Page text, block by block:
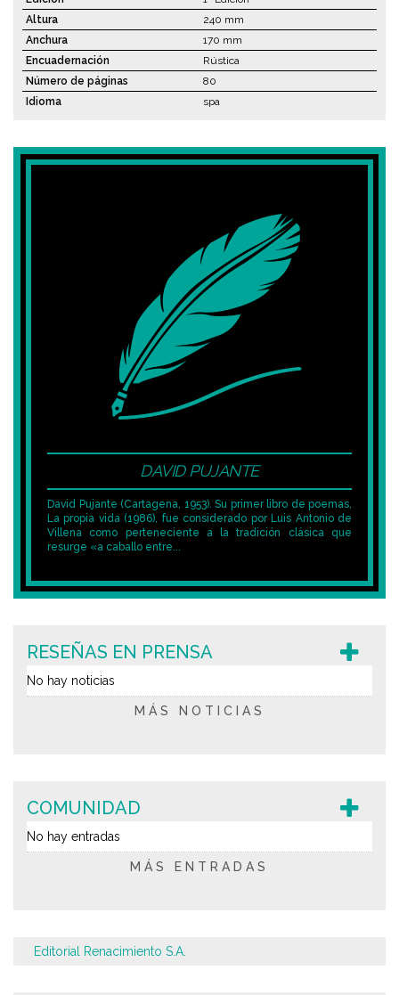
Altura
240 mm
Anchura
170 mm
Encuadernación
Rústica
Número de páginas
80
Idioma
spa
DAVID PUJANTE
David Pujante (Cartagena, 1953). Su primer libro de poemas,
La propia vida (1986), fue considerado por Luis Antonio de
Villena como perteneciente a la tradición clásica que
resurge «a caballo entre...
RESEÑAS EN PRENSA
No hay noticias
MÁS NOTICIAS
COMUNIDAD
No hay entradas
MÁS ENTRADAS
Editorial Renacimiento S.A.